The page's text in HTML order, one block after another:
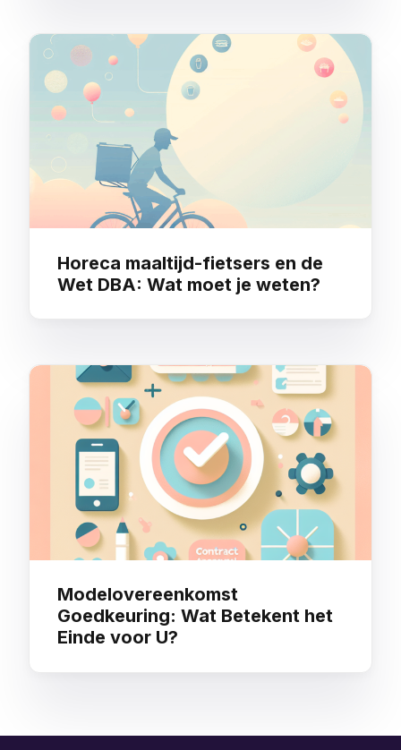
Horeca maaltijd-fietsers en de
Wet DBA: Wat moet je weten?
Modelovereenkomst
Goedkeuring: Wat Betekent het
Einde voor U?